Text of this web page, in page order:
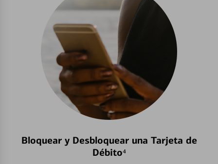
Bloquear y Desbloquear una Tarjeta de
Débito⁴